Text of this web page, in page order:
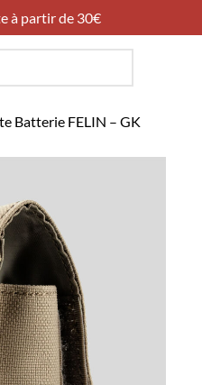
à partir de 30€
Batterie FELIN – GK